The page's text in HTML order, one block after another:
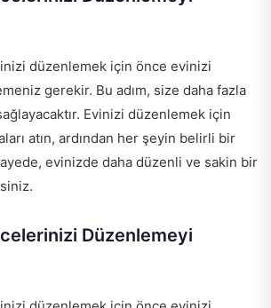
düzenlemek için önce evinizi
gerekir. Bu adım, size daha fazla
Evinizi düzenlemek için
atın, ardından her şeyin belirli bir
evinizde daha düzenli ve sakin bir
Düzenlemeyi